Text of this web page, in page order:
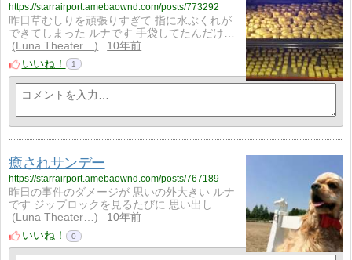
https://starrairport.amebaownd.com/posts/773292
昨日草むしりを頑張りすぎて 指に水ぶくれが
できてしまった ルナです 手袋してたんだけ…
Luna Theater…
10年前
いいね！
1
癒されサンデー
https://starrairport.amebaownd.com/posts/767189
昨日の事件のダメージが 思いの外大きい ルナ
です ジップロックを見るたびに 思い出し…
Luna Theater…
10年前
いいね！
0